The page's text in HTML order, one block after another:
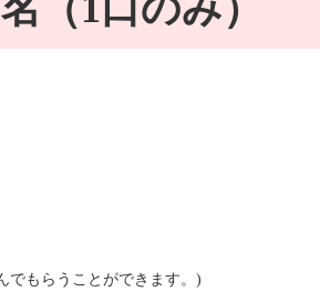
でもらうことができます。)